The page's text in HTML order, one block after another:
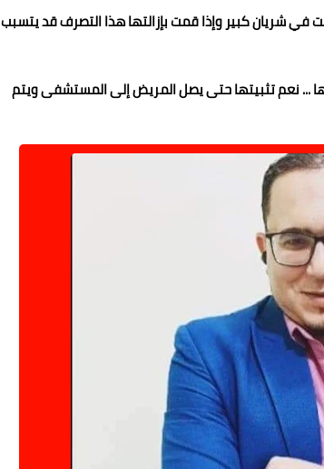
في شريان كبير وإذا قمت بإزالتها هذا التصرف قد يتسبب
... نعم تثبيتها حتى يصل المريض إلى المستشفى ويتم